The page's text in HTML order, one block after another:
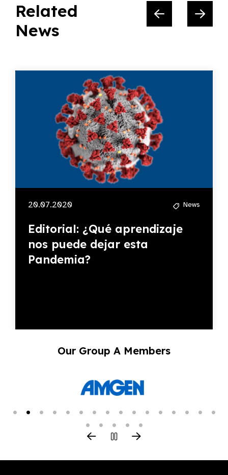
Related
News
20.07.2020 News
Editorial: ¿Qué aprendizaje
nos puede dejar esta
Pandemia?
Our Group A Members